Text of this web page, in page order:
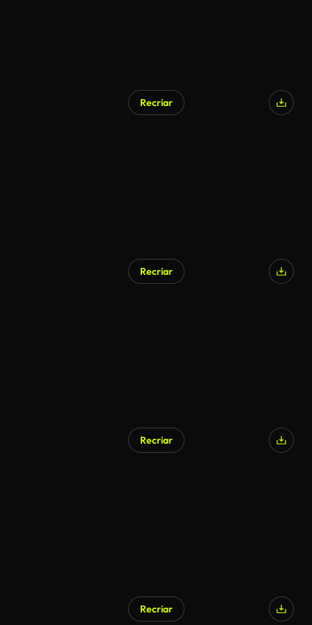
Recriar
Recriar
Recriar
Recriar